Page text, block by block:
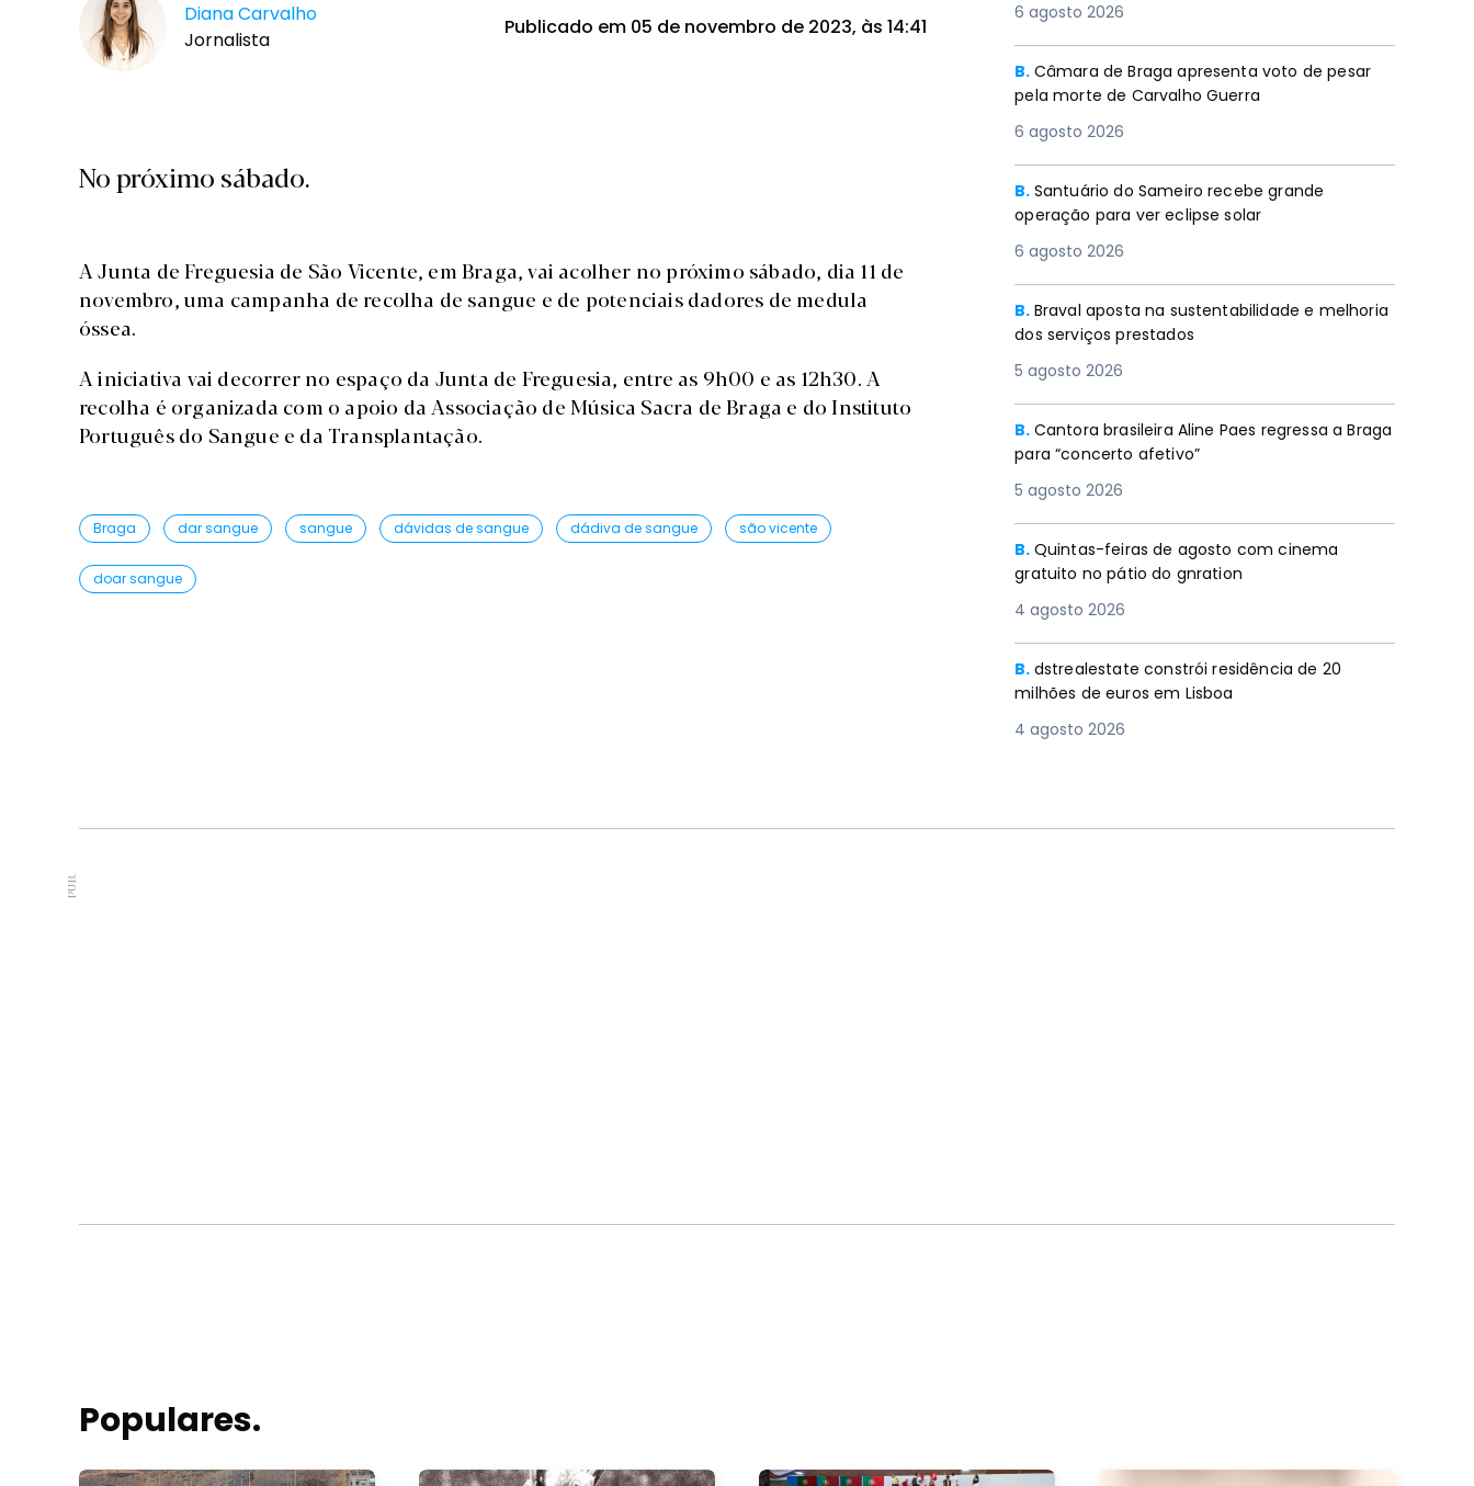
Diana Carvalho
Jornalista
Publicado em 05 de novembro de 2023, às 14:41
No próximo sábado.
A Junta de Freguesia de São Vicente, em Braga, vai acolher no próximo sábado, dia 11 de
novembro, uma campanha de recolha de sangue e de potenciais dadores de medula
óssea.
A iniciativa vai decorrer no espaço da Junta de Freguesia, entre as 9h00 e as 12h30. A
recolha é organizada com o apoio da Associação de Música Sacra de Braga e do Instituto
Português do Sangue e da Transplantação.
Braga dar sangue sangue dávidas de sangue dádiva de sangue são vicente
doar sangue
6 agosto 2026
B. Câmara de Braga apresenta voto de pesar
pela morte de Carvalho Guerra
6 agosto 2026
B. Santuário do Sameiro recebe grande
operação para ver eclipse solar
6 agosto 2026
B. Braval aposta na sustentabilidade e melhoria
dos serviços prestados
5 agosto 2026
B. Cantora brasileira Aline Paes regressa a Braga
para “concerto afetivo”
5 agosto 2026
B. Quintas-feiras de agosto com cinema
gratuito no pátio do gnration
4 agosto 2026
B. dstrealestate constrói residência de 20
milhões de euros em Lisboa
4 agosto 2026
PUB.
Populares.